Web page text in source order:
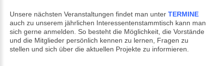
Unsere nächsten Veranstaltungen findet man unter TERMINE
auch zu unserem jährlichen Interessentenstammtisch kann man
sich gerne anmelden. So besteht die Möglichkeit, die Vorstände
und die Mitglieder persönlich kennen zu lernen, Fragen zu
stellen und sich über die aktuellen Projekte zu informieren.